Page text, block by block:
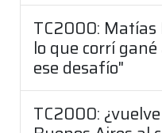
TC2000: Matías
lo que corrí
ese desafío"
TC2000: